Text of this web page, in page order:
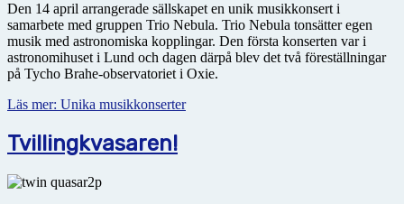
Den 14 april arrangerade sällskapet en unik musikkonsert i
samarbete med gruppen Trio Nebula. Trio Nebula tonsätter egen
musik med astro­no­miska kopplingar. Den första konserten var i
astronomihuset i Lund och dagen därpå blev det två föreställningar
på Tycho Brahe-observatoriet i Oxie.
Läs mer: Unika musikkonserter
Tvillingkvasaren!